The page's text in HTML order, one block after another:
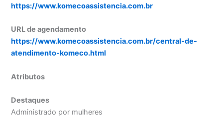
https://www.komecoassistencia.com.br
URL de agendamento
https://www.komecoassistencia.com.br/central-de-
atendimento-komeco.html
Atributos
Destaques
Administrado por mulheres